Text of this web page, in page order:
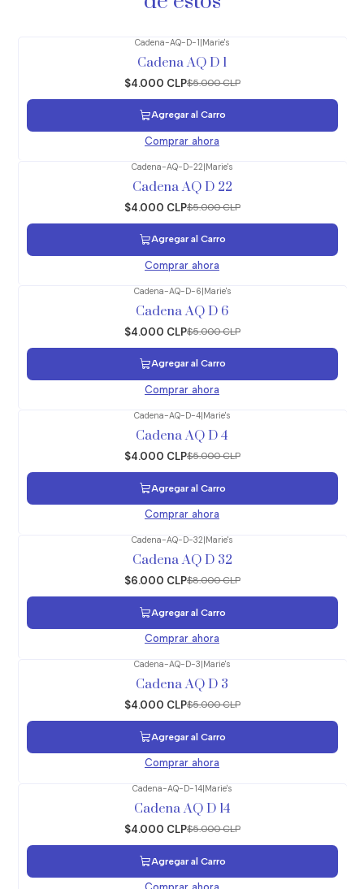
Cadena-AQ-D-1|Marie's
Cadena AQ D 1
$4.000 CLP$5.000 CLP
Agregar al Carro
Comprar ahora
Cadena-AQ-D-22|Marie's
Cadena AQ D 22
$4.000 CLP$5.000 CLP
Agregar al Carro
Comprar ahora
Cadena-AQ-D-6|Marie's
Cadena AQ D 6
$4.000 CLP$5.000 CLP
Agregar al Carro
Comprar ahora
Cadena-AQ-D-4|Marie's
Cadena AQ D 4
$4.000 CLP$5.000 CLP
Agregar al Carro
Comprar ahora
Cadena-AQ-D-32 Marie's
Cadena AQ D 32
$6.000 CLP$8.000 CLP
Agregar al Carro
Comprar ahora
Cadena-AQ-D-3 Marie's
Cadena AQ D 3
$4.000 CLP$5.000 CLP
Agregar al Carro
Comprar ahora
Cadena-AQ-D-14 Marie's
Cadena AQ D 14
$4.000 CLP$5.000 CLP
Agregar al Carro